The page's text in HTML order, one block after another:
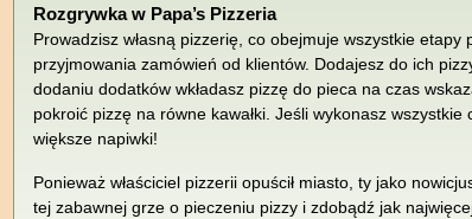
Rozgrywka w Papa’s Pizzeria
Prowadzisz własną pizzerię, co obejmuje wszystkie
przyjmowania zamówień od klientów. Dodajesz do ich
dodaniu dodatków wkładasz pizzę do pieca na czas
pokroić pizzę na równe kawałki. Jeśli wykonasz
większe napiwki!
Ponieważ właściciel pizzerii opuścił miasto, ty jako
tej zabawnej grze o pieczeniu pizzy i zdobądź jak